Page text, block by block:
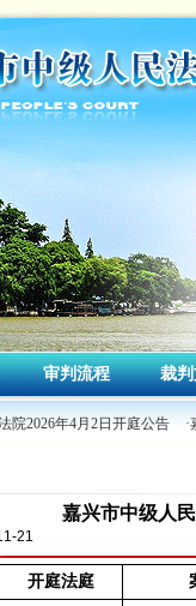
审判流程 裁
院2026年4月2日开庭公告
嘉兴市中级人
21
开庭法庭